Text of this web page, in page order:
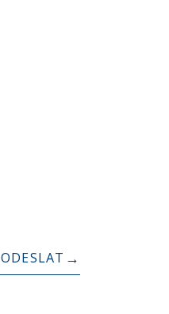
ODESLAT